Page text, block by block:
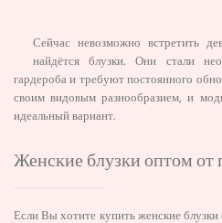
Сейчас невозможно встретить
найдётся блузки. Они стали
гардероба и требуют постоянного
своим видовым разнообразием, и
идеальный вариант.
Женские блузки оптом от
Если Вы хотите купить женские